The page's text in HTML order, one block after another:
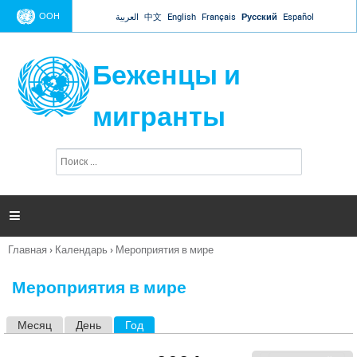
Jump to navigation
ООН العربية 中文 English Français Русский Español
Беженцы и
мигранты
п
и

Вы
Главная › Календарь › Мероприятия в мире
Мероприятия в мире
Месяц День Год